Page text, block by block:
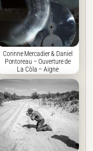
Corinne Mercadier & Daniel
Pontoreau – Ouverture de
La Còla – Aigne